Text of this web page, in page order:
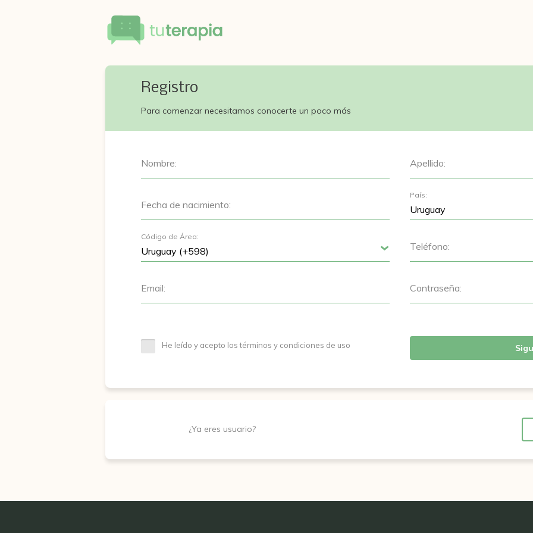
Registro
Para comenzar necesitamos conocerte un poco más
Nombre: Apellido:
Fecha de nacimiento:
País:
Código de Área:
Teléfono:
Email: Contraseña:
He leído y acepto los términos y condiciones de uso
¿Ya eres usuario?